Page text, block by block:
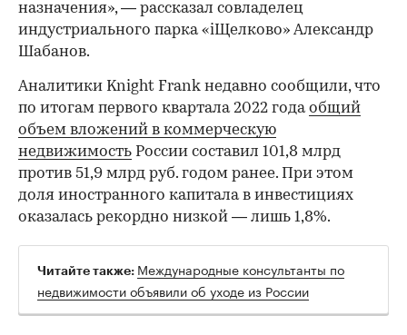
назначения», — рассказал совладелец
индустриального парка «iЩелково» Александр
Шабанов.
Аналитики Knight Frank недавно сообщили, что
по итогам первого квартала 2022 годаобщий
объем вложений в коммерческую
недвижимость России составил 101,8 млрд
против 51,9 млрд руб. годом ранее. При этом
доля иностранного капитала в инвестициях
оказалась рекордно низкой — лишь 1,8%.
Читайте также: Международные консультанты по
недвижимости объявили об уходе из России